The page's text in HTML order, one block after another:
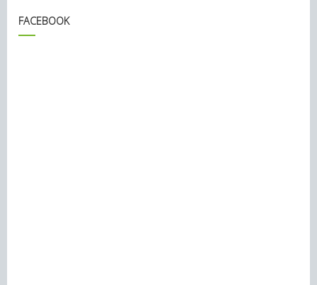
FACEBOOK